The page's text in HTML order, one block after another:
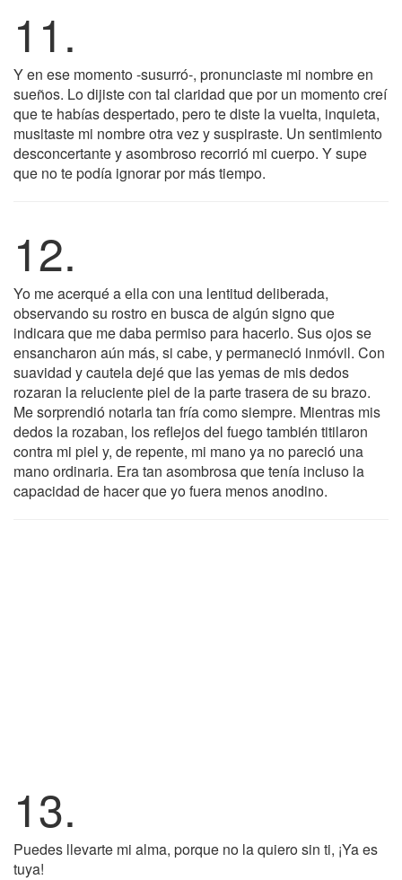
11.
Y en ese momento -susurró-, pronunciaste mi nombre en
sueños. Lo dijiste con tal claridad que por un momento creí
que te habías despertado, pero te diste la vuelta, inquieta,
musitaste mi nombre otra vez y suspiraste. Un sentimiento
desconcertante y asombroso recorrió mi cuerpo. Y supe
que no te podía ignorar por más tiempo.
12.
Yo me acerqué a ella con una lentitud deliberada,
observando su rostro en busca de algún signo que
indicara que me daba permiso para hacerlo. Sus ojos se
ensancharon aún más, si cabe, y permaneció inmóvil. Con
suavidad y cautela dejé que las yemas de mis dedos
rozaran la reluciente piel de la parte trasera de su brazo.
Me sorprendió notarla tan fría como siempre. Mientras mis
dedos la rozaban, los reflejos del fuego también titilaron
contra mi piel y, de repente, mi mano ya no pareció una
mano ordinaria. Era tan asombrosa que tenía incluso la
capacidad de hacer que yo fuera menos anodino.
13.
Puedes llevarte mi alma, porque no la quiero sin ti, ¡Ya es
tuya!